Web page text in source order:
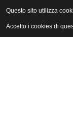
ANICA |
Questo sito utilizza
Accetto i cookies di
Questo sito utilizza
Accetto i cookies di